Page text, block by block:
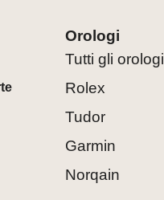
Orologi
Tutti gli orologi
Rolex
Tudor
Garmin
Norqain